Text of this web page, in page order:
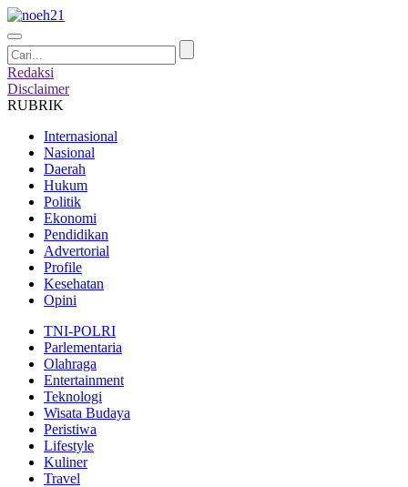
Redaksi
Disclaimer
RUBRIK
Internasional
Nasional
Daerah
Hukum
Politik
Ekonomi
Pendidikan
Advertorial
Profile
Kesehatan
Opini
TNI-POLRI
Parlementaria
Olahraga
Entertainment
Teknologi
Wisata Budaya
Peristiwa
Lifestyle
Kuliner
Travel